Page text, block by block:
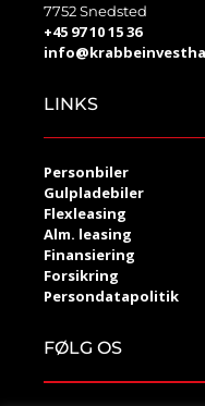
7752 Snedsted
+45 97 10 15 36
LINKS
Personbiler
Gulpladebiler
Flexleasing
Alm. leasing
Finansiering
Forsikring
Persondatapolitik
FØLG OS